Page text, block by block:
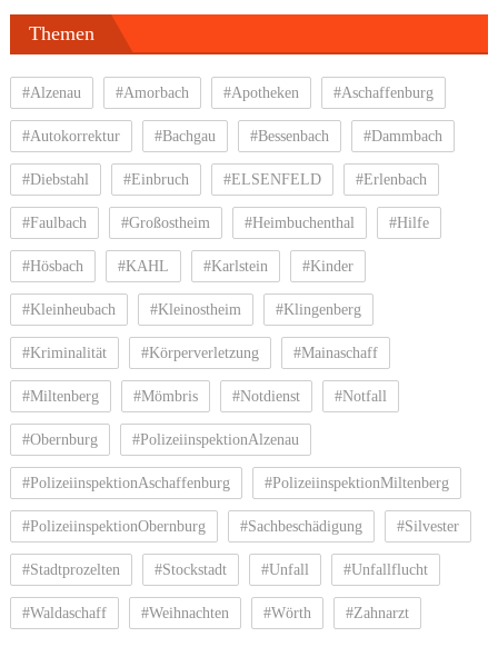
Themen
#Alzenau #Amorbach #Apotheken #Aschaffenburg
#Autokorrektur #Bachgau #Bessenbach #Dammbach
#Diebstahl #Einbruch #ELSENFELD #Erlenbach
#Faulbach #Großostheim #Heimbuchenthal #Hilfe
#Hösbach #KAHL #Karlstein #Kinder
#Kleinheubach #Kleinostheim #Klingenberg
#Kriminalität #Körperverletzung #Mainaschaff
#Miltenberg #Mömbris #Notdienst #Notfall
#Obernburg #PolizeiinspektionAlzenau
#PolizeiinspektionAschaffenburg #PolizeiinspektionMiltenberg
#PolizeiinspektionObernburg #Sachbeschädigung #Silvester
#Stadtprozelten #Stockstadt #Unfall #Unfallflucht
#Waldaschaff #Weihnachten #Wörth #Zahnarzt